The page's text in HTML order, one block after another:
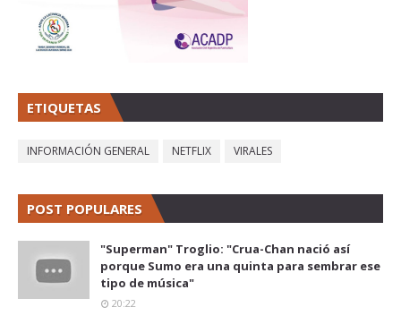
ETIQUETAS
INFORMACIÓN GENERAL NETFLIX VIRALES
POST POPULARES
"Superman" Troglio: "Crua-Chan nació así
porque Sumo era una quinta para sembrar ese
tipo de música"
20:22